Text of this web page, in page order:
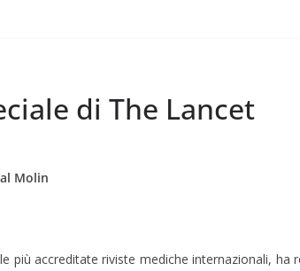
di The Lancet
Molin
più accreditate riviste mediche internazionali,